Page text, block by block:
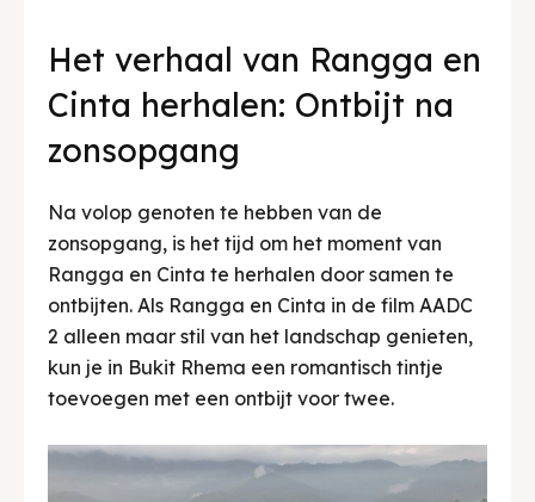
Het verhaal van Rangga en
Cinta herhalen: Ontbijt na
zonsopgang
Na volop genoten te hebben van de
zonsopgang, is het tijd om het moment van
Rangga en Cinta te herhalen door samen te
ontbijten. Als Rangga en Cinta in de film AADC
2 alleen maar stil van het landschap genieten,
kun je in Bukit Rhema een romantisch tintje
toevoegen met een ontbijt voor twee.